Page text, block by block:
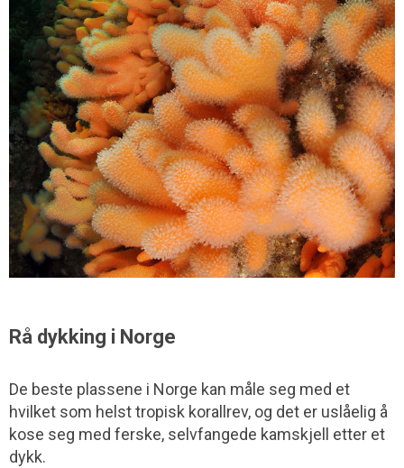
Rå dykking i Norge
De beste plassene i Norge kan måle seg med et
hvilket som helst tropisk korallrev, og det er uslåelig å
kose seg med ferske, selvfangede kamskjell etter et
dykk.